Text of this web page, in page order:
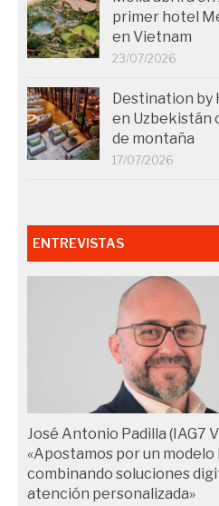
primer hotel
en Vietnam
23/07/2026
Destination by
en Uzbekistán
de montaña
17/07/2026
ENTREVISTAS
José Antonio Padilla (IAG7
«Apostamos por un modelo
combinando soluciones
atención personalizada»